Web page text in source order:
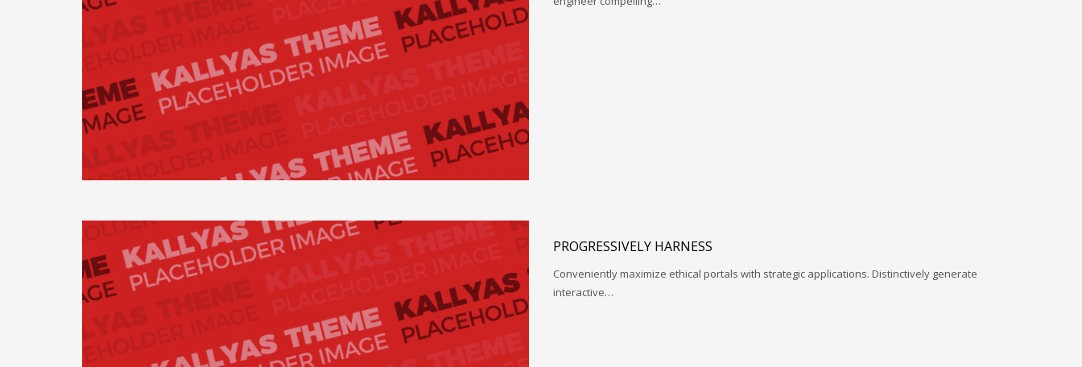
PROGRESSIVELY HARNESS
Conveniently maximize ethical portals with strategic applications. Distinctively generate
interactive…